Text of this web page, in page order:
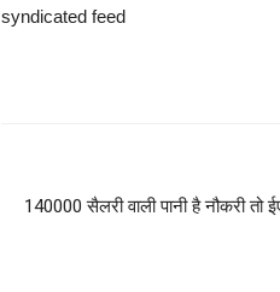
syndicated feed
140000 सैलरी वाली पानी है नौकरी